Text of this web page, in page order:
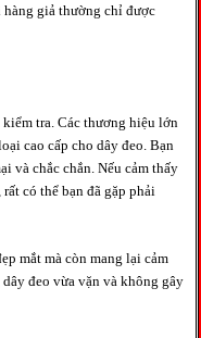
hàng giả thường chỉ được
tra. Các thương hiệu lớn
cao cấp cho dây đeo. Bạn
và chắc chắn. Nếu cảm thấy
có thể bạn đã gặp phải
mắt mà còn mang lại cảm
đeo vừa vặn và không gây